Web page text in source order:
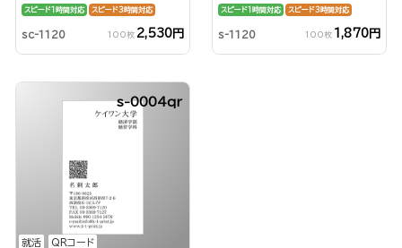
スピード1時間対応 スピード3時間対応
sc-1120 100枚 2,530円
スピード1時間対応 スピード3時間対応
s-1120 100枚 1,870円
就活 QRコード
s-0004qr